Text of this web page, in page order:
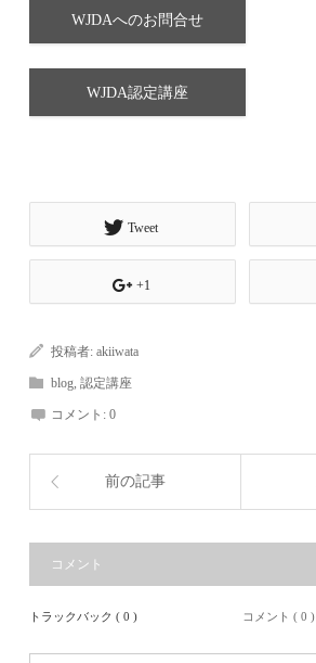
WJDAへのお問合せ
WJDA認定講座
Tweet
+1
投稿者:akiiwata
blog,認定講座
コメント:0
前の記事
コメント
トラックバック ( 0 ) コメント ( 0 )